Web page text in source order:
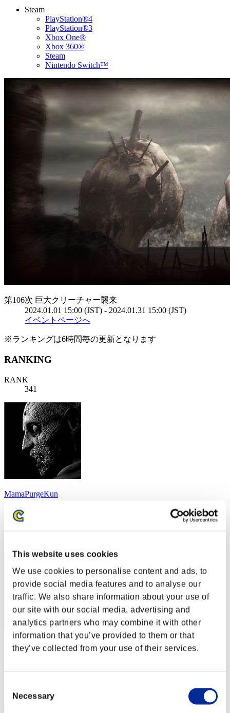
This website uses cookies
We use cookies to personalise content and ads, to
provide social media features and to analyse our
traffic. We also share information about your use of
our site with our social media, advertising and
analytics partners who may combine it with other
information that you’ve provided to them or that
they’ve collected from your use of their services.
Selection
Necessary
Steam
PlayStation®4
PlayStation®3
Xbox One®
Xbox 360®
Steam
Nintendo Switch™
第106次 巨大クリーチャー襲来
2024.01.01 15:00 (JST) - 2024.01.31 15:00 (JST)
イベントページへ
※ランキングは6時間毎の更新となります
RANKING
RANK
341
MamaPurgeKun
スコア:147
RANK
SalatovaZelenina